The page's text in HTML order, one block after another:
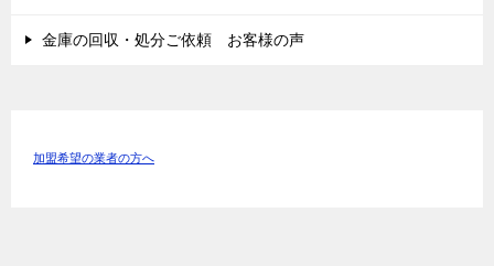
金庫の回収・処分ご依頼 お客様の声
加盟希望の業者の方へ